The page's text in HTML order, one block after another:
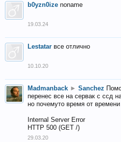
b0yzn0ize noname
19.03.24
Lestatar все отлично
10.10.20
Madmanback ► Sanchez
перенес все на сервак с ссд
но почемуто время от времени
Internal Server Error
HTTP 500 (GET /)
29.03.20